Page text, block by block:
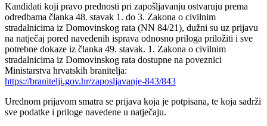
Kandidati koji pravo prednosti pri zapošljavanju ostvaruju prema
odredbama članka 48. stavak 1. do 3. Zakona o civilnim
stradalnicima iz Domovinskog rata (NN 84/21), dužni su uz prijavu
na natječaj pored navedenih isprava odnosno priloga priložiti i sve
potrebne dokaze iz članka 49. stavak. 1. Zakona o civilnim
stradalnicima iz Domovinskog rata dostupne na poveznici
Ministarstva hrvatskih branitelja:
https://branitelji.gov.hr/zaposljavanje-843/843
Urednom prijavom smatra se prijava koja je potpisana, te koja sadrži
sve podatke i priloge navedene u natječaju.